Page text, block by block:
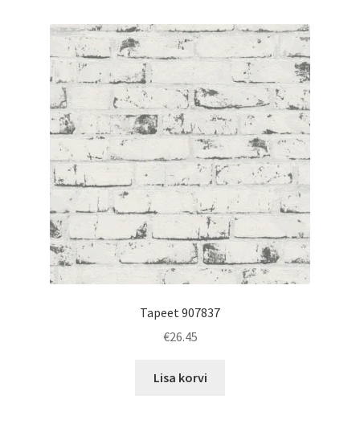
Tapeet 907837
€26.45
Lisa korvi